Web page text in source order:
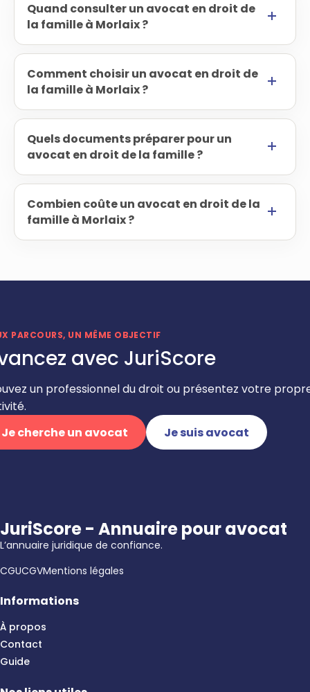
Quand consulter un avocat en droit de
la famille à Morlaix ?
Comment choisir un avocat en droit de
la famille à Morlaix ?
Quels documents préparer pour un
avocat en droit de la famille ?
Combien coûte un avocat en droit de la
famille à Morlaix ?
PARCOURS, UN MÊME OBJECTIF
avec JuriScore
un professionnel du droit ou présentez votre
Je cherche un avocat
Je suis avocat
JuriScore - Annuaire pour avocat
L’annuaire juridique de confiance.
CGUCGVMentions légales
Informations
À propos
Contact
Guide